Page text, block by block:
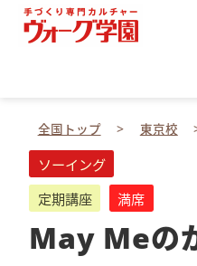
全国トップ 東京校
ソーイング
定期講座
満席
May Meの